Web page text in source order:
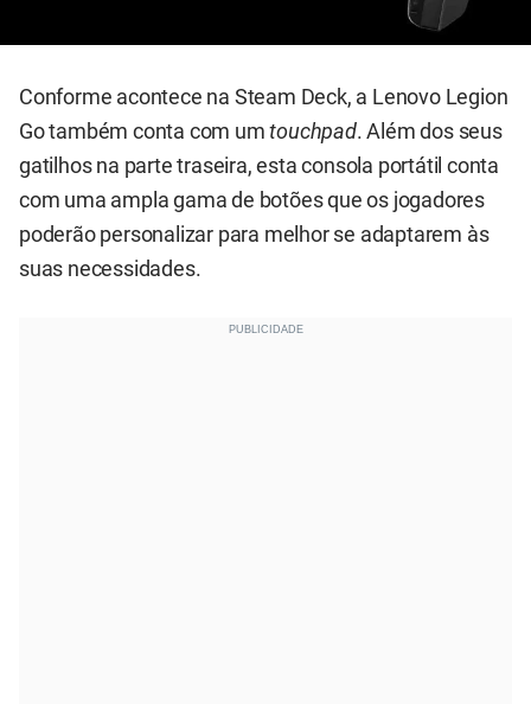
Conforme acontece na Steam Deck, a Lenovo Legion
Go também conta com umtouchpad. Além dos seus
gatilhos na parte traseira, esta consola portátil conta
com uma ampla gama de botões que os jogadores
poderão personalizar para melhor se adaptarem às
suas necessidades.